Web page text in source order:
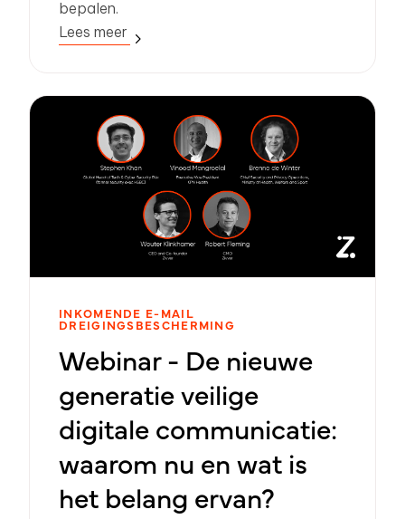
bepalen.
Lees meer
INKOMENDE E-MAIL
DREIGINGSBESCHERMING
Webinar - De nieuwe
generatie veilige
digitale communicatie:
waarom nu en wat is
het belang ervan?